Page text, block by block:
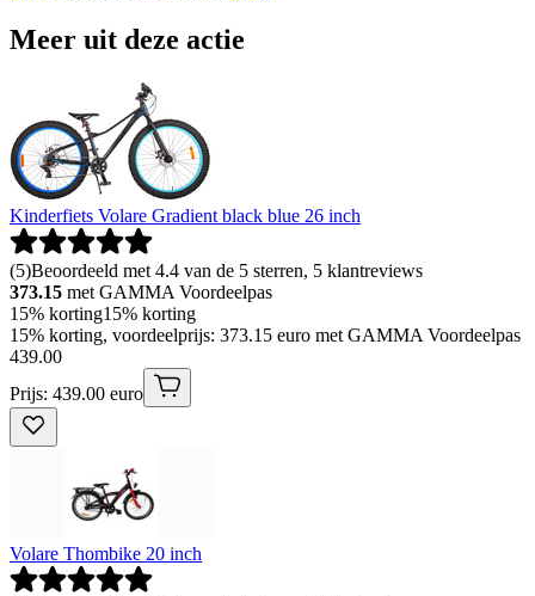
Meer uit deze actie
Kinderfiets Volare Gradient black blue 26 inch
(5)Beoordeeld met 4.4 van de 5 sterren, 5 klantreviews
373.15 met GAMMA Voordeelpas
15% korting15% korting
15% korting, voordeelprijs: 373.15 euro met GAMMA Voordeelpas
439.00
Prijs: 439.00 euro
Volare Thombike 20 inch